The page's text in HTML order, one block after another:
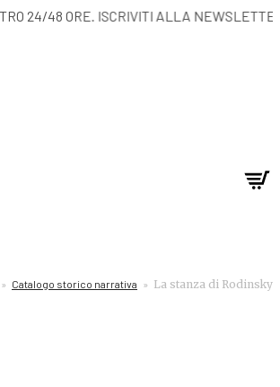
ENTRO 24/48 ORE.
» Catalogo storico narrativa » La stanza di Rodinsky